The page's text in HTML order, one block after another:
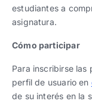
estudiantes a
asignatura.
Cómo participar
Para inscribirse las
perfil de usuario en
de su interés en la